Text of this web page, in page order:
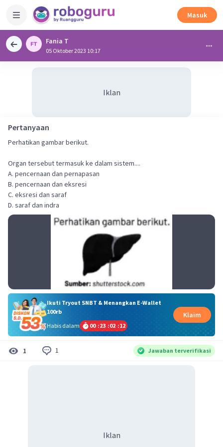
Masuk
Fania T
05 Oktober 2023 10:17
Iklan
Pertanyaan
Perhatikan gambar berikut.
Organ tersebut termasuk ke dalam sistem....
A. pencernaan dan pernapasan
B. pencernaan dan eksresi
C. eksresi dan saraf
D. saraf dan indra
Ikuti Tryout SNBT & Menangkan E-Wallet
100rb
Habis dalam
00 :23 :02 :11
Klaim
1 1 Jawaban terverifikasi
Iklan